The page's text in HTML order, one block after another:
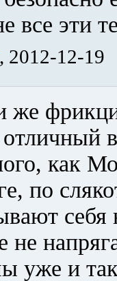
все эти
, 2012-12-19
же
как
по
себя
уже и